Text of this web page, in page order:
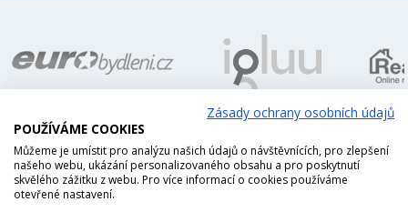
Zásady ochrany osobních údajů
POUŽÍVÁME COOKIES
Můžeme je umístit pro analýzu našich údajů o návštěvnících, pro zlepšení
našeho webu, ukázání personalizovaného obsahu a pro poskytnutí
skvělého zážitku z webu. Pro více informací o cookies používáme
otevřené nastavení.